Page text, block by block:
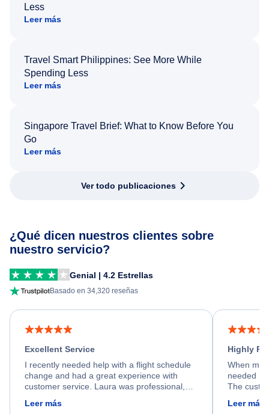
Less
Leer más
Travel Smart Philippines: See More While
Spending Less
Leer más
Singapore Travel Brief: What to Know Before You
Go
Leer más
Ver todo publicaciones
¿Qué dicen nuestros clientes sobre
nuestro servicio?
Genial | 4.2 Estrellas
Basado en 34,320 reseñas
Excellent Service
I recently needed help with a flight schedule
change and had a great experience with
customer service. Laura was professional,
friendly, and very helpful throughout the
process. She quickly found a solution and
Leer más
Highly
When my
needed
The
calm,
Leer más